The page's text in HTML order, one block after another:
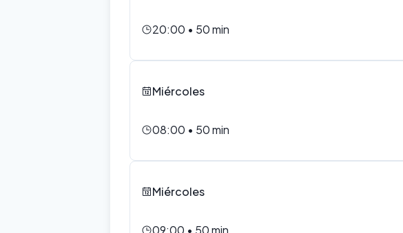
20:00 • 50min
Miércoles
08:00 • 50min
Miércoles